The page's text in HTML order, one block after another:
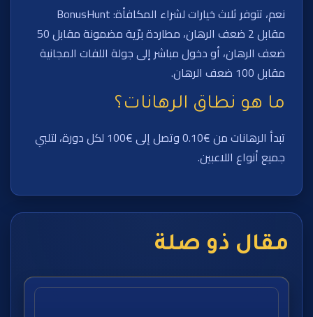
نعم، تتوفر ثلاث خيارات لشراء المكافأة: BonusHunt
مقابل 2 ضعف الرهان، مطاردة برّية مضمونة مقابل 50
ضعف الرهان، أو دخول مباشر إلى جولة اللفات المجانية
مقابل 100 ضعف الرهان.
ما هو نطاق الرهانات؟
تبدأ الرهانات من €0.10 وتصل إلى €100 لكل دورة، لتلبي
جميع أنواع اللاعبين.
مقال ذو صلة